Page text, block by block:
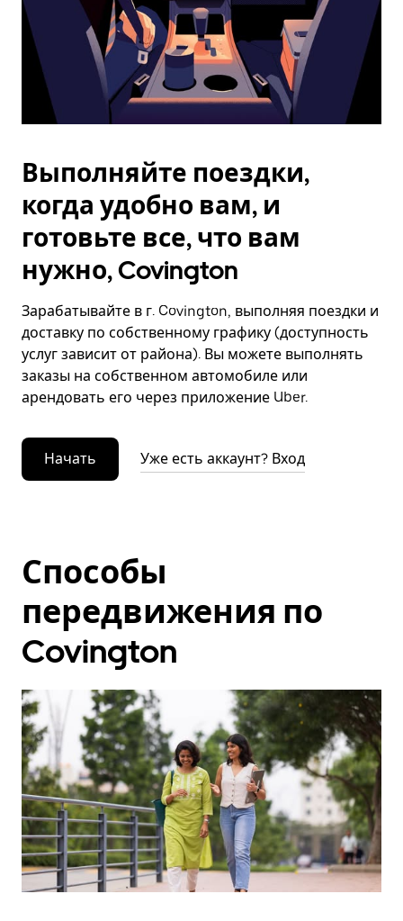
Выполняйте поездки,
когда удобно вам, и
готовьте все, что вам
нужно, Covington
Зарабатывайте в г. Covington, выполняя поездки и
доставку по собственному графику (доступность
услуг зависит от района). Вы можете выполнять
заказы на собственном автомобиле или
арендовать его через приложение Uber.
Начать Уже есть аккаунт? Вход
Способы
передвижения по
Covington